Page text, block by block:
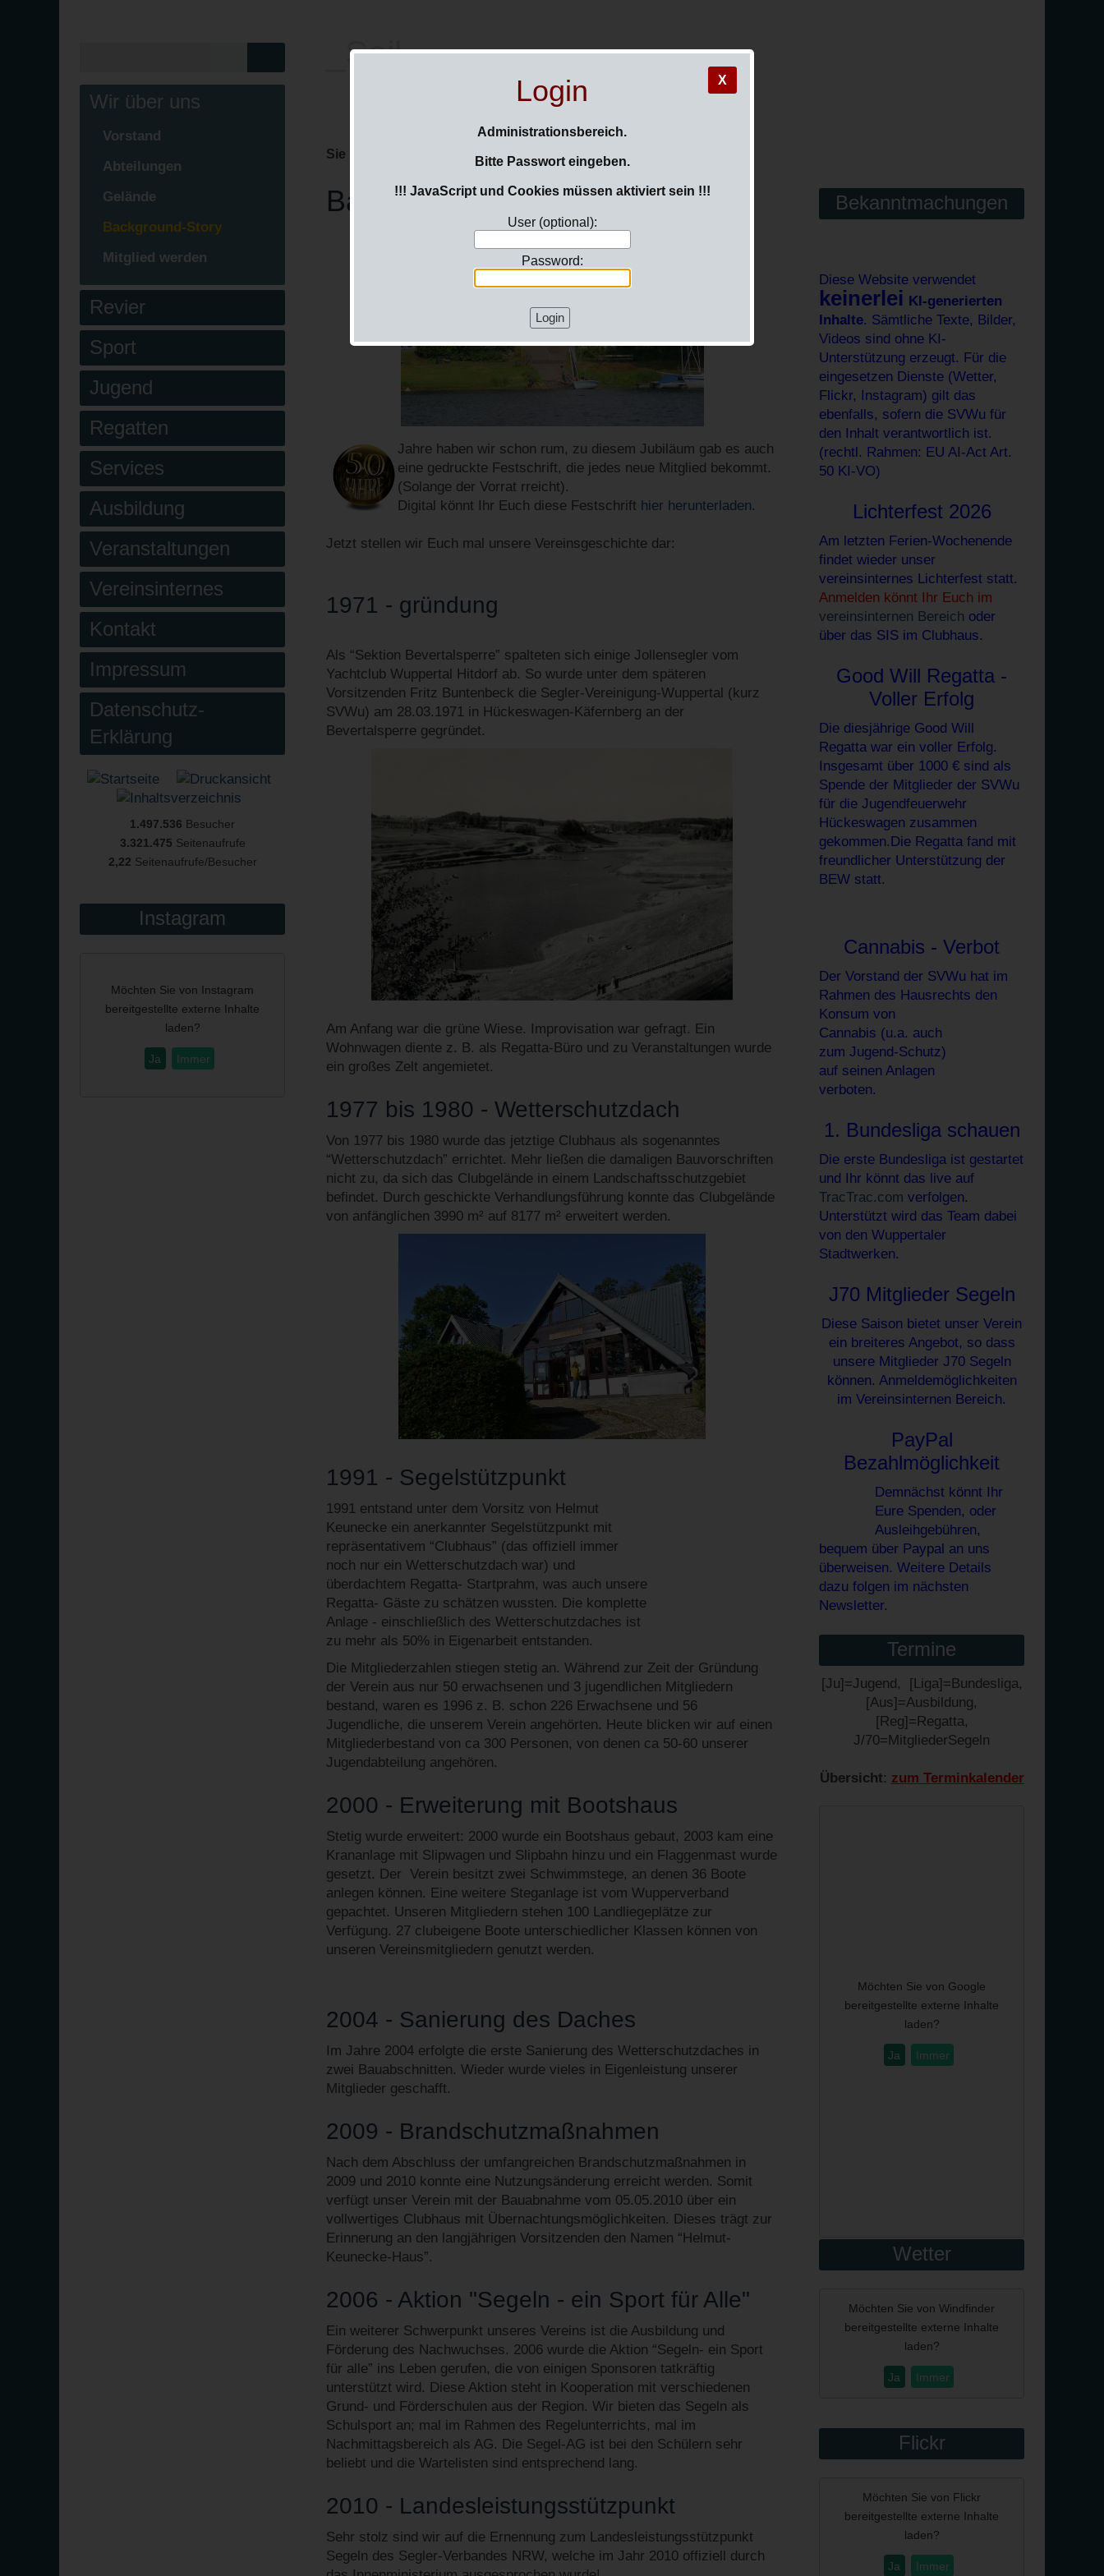
_Sail
Sie sind hier:
X
Login
Administrationsbereich.
Bitte Passwort eingeben.
!!! JavaScript und Cookies müssen aktiviert sein !!!
User (optional):
Password:
Background-Story
Jahre haben wir schon rum, zu diesem Jubiläum gab es auch
eine gedruckte Festschrift, die jedes neue Mitglied bekommt.
(Solange der Vorrat rreicht).
Digital könnt Ihr Euch diese Festschrift hier herunterladen.
Jetzt stellen wir Euch mal unsere Vereinsgeschichte dar:
1971 - gründung
Als “Sektion Bevertalsperre” spalteten sich einige Jollensegler vom
Yachtclub Wuppertal Hitdorf ab. So wurde unter dem späteren
Vorsitzenden Fritz Buntenbeck die Segler-Vereinigung-Wuppertal (kurz
SVWu) am 28.03.1971 in Hückeswagen-Käfernberg an der
Bevertalsperre gegründet.
Am Anfang war die grüne Wiese. Improvisation war gefragt. Ein
Wohnwagen diente z. B. als Regatta-Büro und zu Veranstaltungen wurde
ein großes Zelt angemietet.
1977 bis 1980 - Wetterschutzdach
Von 1977 bis 1980 wurde das jetztige Clubhaus als sogenanntes
“Wetterschutzdach” errichtet. Mehr ließen die damaligen Bauvorschriften
nicht zu, da sich das Clubgelände in einem Landschaftsschutzgebiet
befindet. Durch geschickte Verhandlungsführung konnte das Clubgelände
von anfänglichen 3990 m² auf 8177 m² erweitert werden.
1991 - Segelstützpunkt
1991 entstand unter dem Vorsitz von Helmut
Keunecke ein anerkannter Segelstützpunkt mit
repräsentativem “Clubhaus” (das offiziell immer
noch nur ein Wetterschutzdach war) und
überdachtem Regatta- Startprahm, was auch unsere
Regatta- Gäste zu schätzen wussten. Die komplette
Anlage - einschließlich des Wetterschutzdaches ist
zu mehr als 50% in Eigenarbeit entstanden.
Die Mitgliederzahlen stiegen stetig an. Während zur Zeit der Gründung
der Verein aus nur 50 erwachsenen und 3 jugendlichen Mitgliedern
bestand, waren es 1996 z. B. schon 226 Erwachsene und 56
Jugendliche, die unserem Verein angehörten. Heute blicken wir auf einen
Mitgliederbestand von ca 300 Personen, von denen ca 50-60 unserer
Jugendabteilung angehören.
2000 - Erweiterung mit Bootshaus
Stetig wurde erweitert: 2000 wurde ein Bootshaus gebaut, 2003 kam eine
Krananlage mit Slipwagen und Slipbahn hinzu und ein Flaggenmast wurde
gesetzt. Der Verein besitzt zwei Schwimmstege, an denen 36 Boote
anlegen können. Eine weitere Steganlage ist vom Wupperverband
gepachtet. Unseren Mitgliedern stehen 100 Landliegeplätze zur
Verfügung. 27 clubeigene Boote unterschiedlicher Klassen können von
unseren Vereinsmitgliedern genutzt werden.
2004 - Sanierung des Daches
Im Jahre 2004 erfolgte die erste Sanierung des Wetterschutzdaches in
zwei Bauabschnitten. Wieder wurde vieles in Eigenleistung unserer
Mitglieder geschafft.
2009 - Brandschutzmaßnahmen
Nach dem Abschluss der umfangreichen Brandschutzmaßnahmen in
2009 und 2010 konnte eine Nutzungsänderung erreicht werden. Somit
verfügt unser Verein mit der Bauabnahme vom 05.05.2010 über ein
vollwertiges Clubhaus mit Übernachtungsmöglichkeiten. Dieses trägt zur
Erinnerung an den langjährigen Vorsitzenden den Namen “Helmut-
Keunecke-Haus”.
2006 - Aktion "Segeln - ein Sport für Alle"
Ein weiterer Schwerpunkt unseres Vereins ist die Ausbildung und
Förderung des Nachwuchses. 2006 wurde die Aktion “Segeln- ein Sport
für alle” ins Leben gerufen, die von einigen Sponsoren tatkräftig
unterstützt wird. Diese Aktion steht in Kooperation mit verschiedenen
Grund- und Förderschulen aus der Region. Wir bieten das Segeln als
Schulsport an; mal im Rahmen des Regelunterrichts, mal im
Nachmittagsbereich als AG. Die Segel-AG ist bei den Schülern sehr
beliebt und die Wartelisten sind entsprechend lang.
2010 - Landesleistungsstützpunkt
Sehr stolz sind wir auf die Ernennung zum Landesleistungsstützpunkt
Segeln des Segler-Verbandes NRW, welche im Jahr 2010 offiziell durch
Bekanntmachungen
Diese Website verwendet
keinerlei KI-generierten
Inhalte. Sämtliche Texte, Bilder,
Videos sind ohne KI-
Unterstützung erzeugt. Für die
eingesetzen Dienste (Wetter,
Flickr, Instagram) gilt das
ebenfalls, sofern die SVWu für
den Inhalt verantwortlich ist.
(rechtl. Rahmen: EU AI-Act Art.
50 KI-VO)
Lichterfest 2026
Am letzten Ferien-Wochenende
findet wieder unser
vereinsinternes Lichterfest statt.
Anmelden könnt Ihr Euch im
vereinsinternen Bereich oder
über das SIS im Clubhaus.
Good Will Regatta -
Voller Erfolg
Die diesjährige Good Will
Regatta war ein voller Erfolg.
Insgesamt über 1000 € sind als
Spende der Mitglieder der SVWu
für die Jugendfeuerwehr
Hückeswagen zusammen
gekommen.Die Regatta fand mit
freundlicher Unterstützung der
BEW statt.
Cannabis - Verbot
Der Vorstand der SVWu hat im
Rahmen des Hausrechts den
Konsum von
Cannabis (u.a. auch
zum Jugend-Schutz)
auf seinen Anlagen
verboten.
1. Bundesliga schauen
Die erste Bundesliga ist gestartet
und Ihr könnt das live auf
TracTrac.com verfolgen.
Unterstützt wird das Team dabei
von den Wuppertaler
Stadtwerken.
J70 Mitglieder Segeln
Diese Saison bietet unser Verein
ein breiteres Angebot, so dass
unsere Mitglieder J70 Segeln
können. Anmeldemöglichkeiten
im Vereinsinternen Bereich.
PayPal
Bezahlmöglichkeit
Demnächst könnt Ihr
Eure Spenden, oder
Ausleihgebühren,
bequem über Paypal an uns
überweisen. Weitere Details
dazu folgen im nächsten
Newsletter.
Termine
[Ju]=Jugend, [Liga]=Bundesliga,
[Aus]=Ausbildung,
[Reg]=Regatta,
J/70=MitgliederSegeln
Übersicht: zum Terminkalender
Möchten Sie von Google
bereitgestellte externe Inhalte
laden?
Ja Immer
Wetter
Möchten Sie von Windfinder
bereitgestellte externe Inhalte
laden?
Ja Immer
Flickr
Möchten Sie von Flickr
bereitgestellte externe Inhalte
laden?
Ja Immer
Wir über uns
Vorstand
Abteilungen
Gelände
Background-Story
Mitglied werden
Revier
Sport
Jugend
Regatten
Services
Ausbildung
Veranstaltungen
Vereinsinternes
Kontakt
Impressum
Datenschutz-
Erklärung
1.497.536 Besucher
3.321.475 Seitenaufrufe
2,22 Seitenaufrufe/Besucher
Instagram
Möchten Sie von Instagram
bereitgestellte externe Inhalte
laden?
Ja Immer